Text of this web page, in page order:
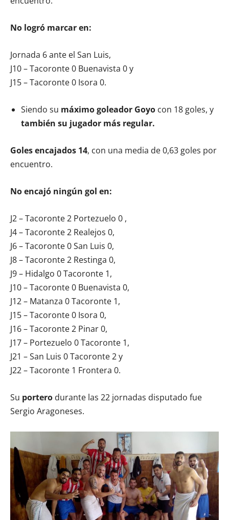
No logró marcar en:
Jornada 6 ante el San Luis,
J10 – Tacoronte 0 Buenavista 0 y
J15 – Tacoronte 0 Isora 0.
Siendo su máximo goleador Goyo con 18 goles, y
también su jugador más regular.
Goles encajados 14, con una media de 0,63 goles por
encuentro.
No encajó ningún gol en:
J2 – Tacoronte 2 Portezuelo 0 ,
J4 – Tacoronte 2 Realejos 0,
J6 – Tacoronte 0 San Luis 0,
J8 – Tacoronte 2 Restinga 0,
J9 – Hidalgo 0 Tacoronte 1,
J10 – Tacoronte 0 Buenavista 0,
J12 – Matanza 0 Tacoronte 1,
J15 – Tacoronte 0 Isora 0,
J16 – Tacoronte 2 Pinar 0,
J17 – Portezuelo 0 Tacoronte 1,
J21 – San Luis 0 Tacoronte 2 y
J22 – Tacoronte 1 Frontera 0.
Su portero durante las 22 jornadas disputado fue
Sergio Aragoneses.